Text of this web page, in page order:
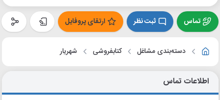
تماس ثبت نظر ارتقای پروفایل
دسته‌بندی مشاغل کتابفروشی شهریار
اطلاعات تماس